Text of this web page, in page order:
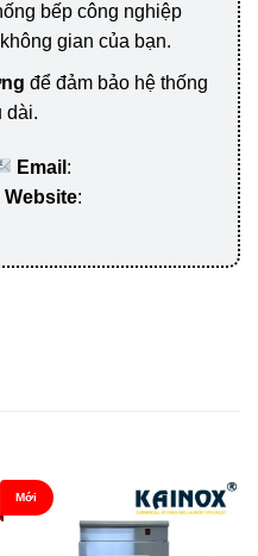
bếp công nghiệp
gian của bạn.
để đảm bảo hệ thống
dài.
Email :
Website:
Mới